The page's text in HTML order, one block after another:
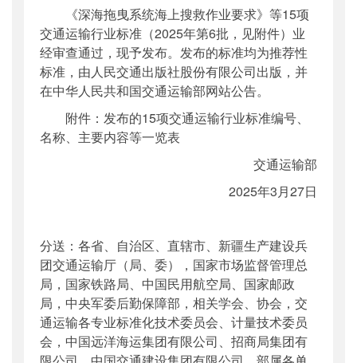
公开日期：2025年04月03日
主题词： 深海拖曳系统；海上搜救作业；要
求；
机构分类：科技司
主题分类：标准
公文类型：部公告通告
《深海拖曳系统海上搜救作业要求》等15项
交通运输行业标准（2025年第6批，见附件）业
经审查通过，现予发布。发布的标准均为推荐性
标准，由人民交通出版社股份有限公司出版，并
在中华人民共和国交通运输部网站公告。
附件：发布的15项交通运输行业标准编号、
名称、主要内容等一览表
交通运输部
2025年3月27日
分送：各省、自治区、直辖市、新疆生产建设兵
团交通运输厅（局、委），国家市场监督管理总
局，国家铁路局、中国民用航空局、国家邮政
局，中央军委后勤保障部，相关学会、协会，交
通运输各专业标准化技术委员会、计量技术委员
会，中国远洋海运集团有限公司、招商局集团有